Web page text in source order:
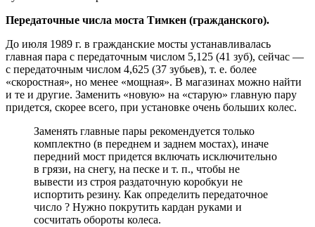
Передаточные числа моста Тимкен (гражданского).
До июля 1989 г. в гражданские мосты устанавливалась
главная пара с передаточным числом 5,125 (41 зуб), сейчас —
с передаточным числом 4,625 (37 зубьев), т. е. более
«скоростная», но менее «мощная». В магазинах можно найти
и те и другие. Заменить «новую» на «старую» главную пару
придется, скорее всего, при установке очень больших колес.
Заменять главные пары рекомендуется только
комплектно (в переднем и заднем мостах), иначе
передний мост придется включать исключительно
в грязи, на снегу, на песке и т. п., чтобы не
вывести из строя раздаточную коробкуи не
испортить резину. Как определить передаточное
число ? Нужно покрутить кардан руками и
сосчитать обороты колеса.